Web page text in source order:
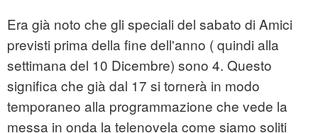
Era già noto che gli speciali del sabato di Amici
previsti prima della fine dell'anno ( quindi alla
settimana del 10 Dicembre) sono 4. Questo
significa che già dal 17 si tornerà in modo
temporaneo alla programmazione che vede la
messa in onda la telenovela come siamo soliti